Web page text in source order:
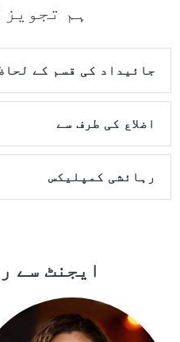
ہم
جائیداد کی قسم کے
اضلاع کی طرف سے
رہائشی کمپلیکس
ایجنٹ سے